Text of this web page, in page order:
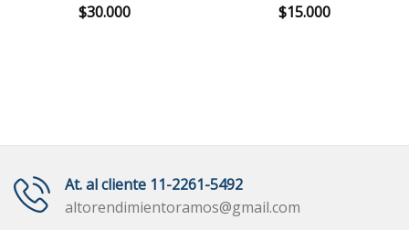
$30.000
$15.000
At. al cliente 11-2261-5492
altorendimientoramos@gmail.com